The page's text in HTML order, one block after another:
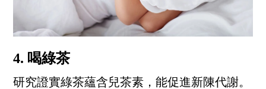
4. 喝綠茶
研究證實綠茶蘊含兒茶素，能促進新陳代謝。